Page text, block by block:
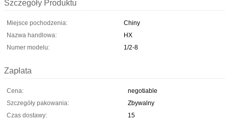
Szczegóły Produktu
Miejsce pochodzenia:
Chiny
Nazwa handlowa:
HX
Numer modelu:
1/2-8
Zapłata
Cena:
negotiable
Szczegóły pakowania:
Zbywalny
Czas dostawy:
15